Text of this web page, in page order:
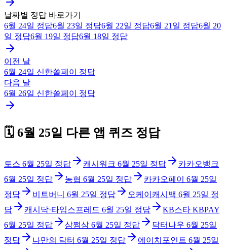
날짜별 정답 바로가기
6월 24일 정답6월 23일 정답6월 22일 정답6월 21일 정답6월 20
일 정답6월 19일 정답6월 18일 정답
이전 날
6월 24일 신한쏠페이
정답
다음 날
6월 26일 신한쏠페이 정답
🗓️ 6월 25일 다른 앱 퀴즈 정답
토스 6월 25일 정답 캐시워크 6월 25일 정답
카카오뱅크
6월 25일 정답 농협 6월 25일 정답 카카오페이
6월 25일
정답
비트버니 6월 25일 정답 오케이캐시백 6월 25일 정
답
캐시닥·타임스프레드 6월 25일 정답
KB스타 KBPAY
6월 25일 정답 삼쩜삼 6월 25일 정답 닥터나우 6월 25일
정답
나만의 닥터 6월 25일 정답 에이치포인트 6월 25일